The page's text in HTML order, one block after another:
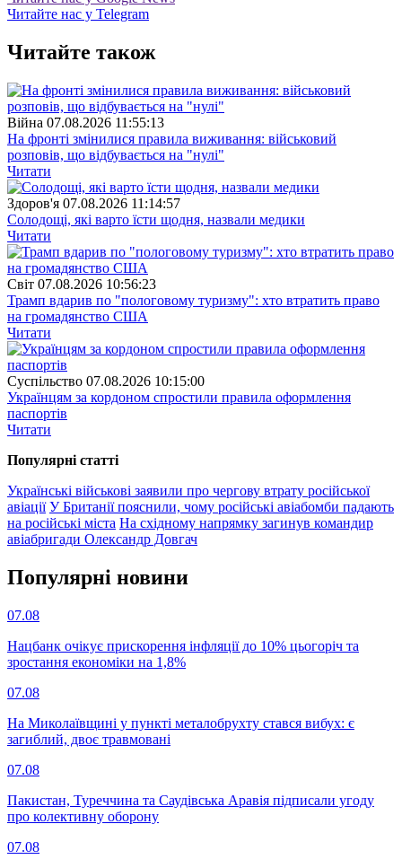
Читайте нас у Telegram
Читайте також
Війна 07.08.2026 11:55:13
На фронті змінилися правила виживання: військовий
розповів, що відбувається на "нулі"
Читати
Здоров'я 07.08.2026 11:14:57
Солодощі, які варто їсти щодня, назвали медики
Читати
Свiт 07.08.2026 10:56:23
Трамп вдарив по "пологовому туризму": хто втратить право
на громадянство США
Читати
Суспiльство 07.08.2026 10:15:00
Українцям за кордоном спростили правила оформлення
паспортів
Читати
Популярнi статтi
Українські військові заявили про чергову втрату російської
авіації У Британії пояснили, чому російські авіабомби падають
на російські міста На східному напрямку загинув командир
авіабригади Олександр Довгач
Популярнi новини
07.08
Нацбанк очікує прискорення інфляції до 10% цьогоріч та
зростання економіки на 1,8%
07.08
На Миколаївщині у пункті металобрухту стався вибух: є
загиблий, двоє травмовані
07.08
Пакистан, Туреччина та Саудівська Аравія підписали угоду
про колективну оборону
07.08